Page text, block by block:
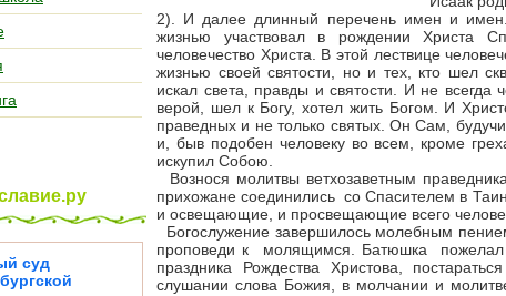
суд
2). И далее длинный перечень имен и
жизнью участвовал в рождении Христа
человечество Христа. В этой лествице
жизнью своей святости, но и тех, кто шел
искал света, правды и святости. И не
верой, шел к Богу, хотел жить Богом. И
праведных и не только святых. Он Сам,
и, быв подобен человеку во всем, кроме
искупил Собою.
Вознося молитвы ветхозаветным
прихожане соединились со Спасителем в
и освещающие, и просвещающие всего
Богослужение завершилось молебным
проповеди к молящимся. Батюшка пожелал
праздника Рождества Христова,
слушании слова Божия, в молчании и